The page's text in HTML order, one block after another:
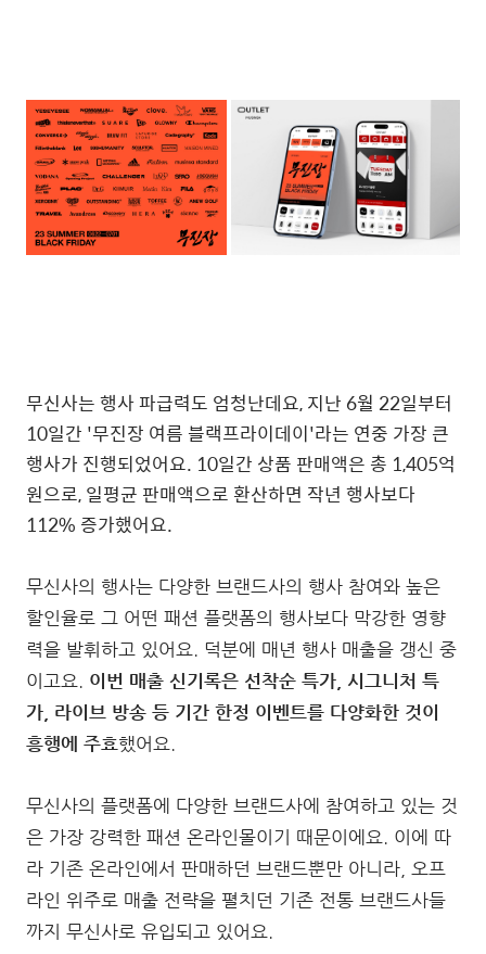
무신사는 행사 파급력도 엄청난데요, 지난 6월 22일부터
10일간 '무진장 여름 블랙프라이데이'라는 연중 가장 큰
행사가 진행되었어요. 10일간 상품 판매액은 총 1,405억
원으로, 일평균 판매액으로 환산하면 작년 행사보다
112% 증가했어요.
무신사의 행사는 다양한 브랜드사의 행사 참여와 높은
할인율로 그 어떤 패션 플랫폼의 행사보다 막강한 영향
력을 발휘하고 있어요. 덕분에 매년 행사 매출을 갱신 중
이고요. 이번 매출 신기록은 선착순 특가, 시그니처 특
가, 라이브 방송 등 기간 한정 이벤트를 다양화한 것이
흥행에 주효했어요.
무신사의 플랫폼에 다양한 브랜드사에 참여하고 있는 것
은 가장 강력한 패션 온라인몰이기 때문이에요. 이에 따
라 기존 온라인에서 판매하던 브랜드뿐만 아니라, 오프
라인 위주로 매출 전략을 펼치던 기존 전통 브랜드사들
까지 무신사로 유입되고 있어요.